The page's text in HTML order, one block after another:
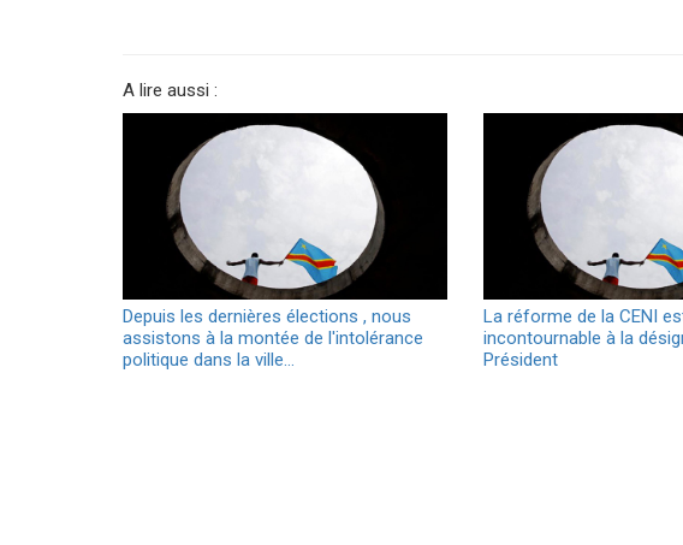
A lire aussi :
Depuis les dernières élections , nous
assistons à la montée de l'intolérance
politique dans la ville…
La réforme de la CENI
incontournable à la
Président